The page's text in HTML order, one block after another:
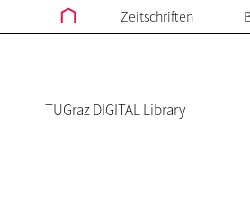
Zeitschriften
TUGraz DIGITAL Library